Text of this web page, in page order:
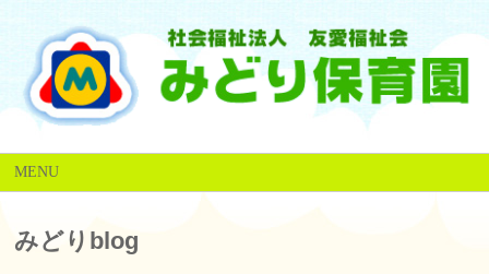
MENU
みどりblog